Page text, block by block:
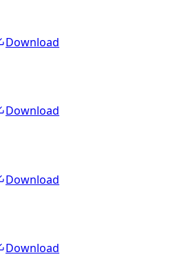
Download
Download
Download
Download